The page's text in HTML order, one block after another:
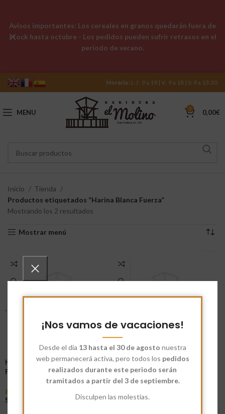
¡Nos vamos de vacaciones!
Desde el día 13 hasta el 30 de agosto nuestra
web permanecerá activa, pero todos los pedidos
realizados durante este periodo serán
tramitados a partir del 3 de septiembre.
Disculpen las molestias.
Horario: L-J: 9 a 19 | V: 9 a 18 | S: 9 a 13:30
MENU 0 0,00€
Inicio
Tienda
Productos etiquetados “Harina Blanca Fuerza”
Mostrando los 2 resultados
Mostrar menú
Harina Ecológica Blanca
Fuerza 350W
8,35
Seleccionar Opciones
Harina Blanca Fuerza 350W
8,15€ -37,00€
Avisos importantes: Los cereales en granos quedarán fuera de
stock hasta octubre - Los pedidos pueden sufrir retrasos en el
período de verano.